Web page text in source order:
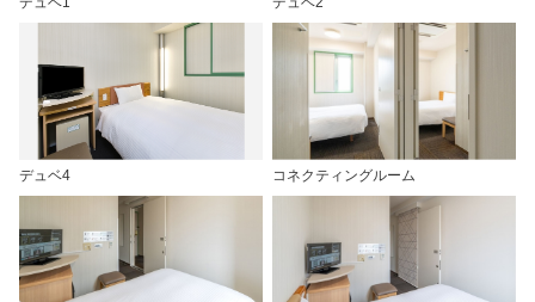
デュベ4 コネクティングルーム